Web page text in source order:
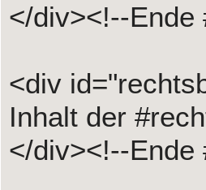
</div><!--Ende
<div
Inhalt der
</div><!--Ende